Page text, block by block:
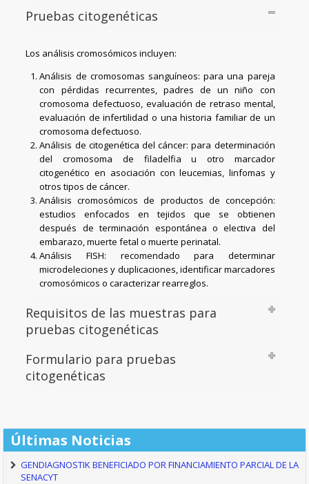
Pruebas citogenéticas
Los análisis cromosómicos incluyen:
Análisis de cromosomas sanguíneos: para una pareja
con pérdidas recurrentes, padres de un niño con
cromosoma defectuoso, evaluación de retraso mental,
evaluación de infertilidad o una historia familiar de un
cromosoma defectuoso.
Análisis de citogenética del cáncer: para determinación
del cromosoma de filadelfia u otro marcador
citogenético en asociación con leucemias, linfomas y
otros tipos de cáncer.
Análisis cromosómicos de productos de concepción:
estudios enfocados en tejidos que se obtienen
después de terminación espontánea o electiva del
embarazo, muerte fetal o muerte perinatal.
Análisis FISH: recomendado para determinar
microdeleciones y duplicaciones, identificar marcadores
cromosómicos o caracterizar rearreglos.
Requisitos de las muestras para
pruebas citogenéticas
Formulario para pruebas
citogenéticas
Últimas Noticias
GENDIAGNOSTIK BENEFICIADO POR FINANCIAMIENTO PARCIAL DE LA
SENACYT